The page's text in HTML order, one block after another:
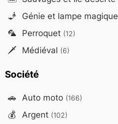
🧞 Génie et lampe magique
🦜 Perroquet (12)
🗡️ Médiéval (6)
Société
🚗 Auto moto (166)
💰 Argent (102)